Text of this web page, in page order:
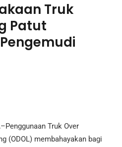
Truk
Patut
Truk Over
(ODOL) membahayakan bagi